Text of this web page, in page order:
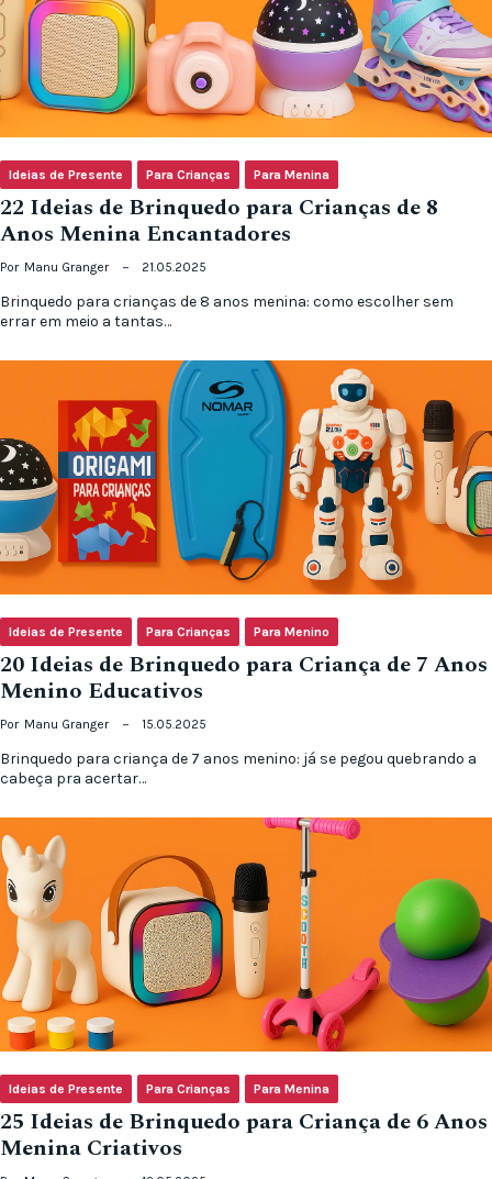
Ideias de Presente Para Crianças Para Menina
22 Ideias de Brinquedo para Crianças de 8
Anos Menina Encantadores
Por Manu Granger 21.05.2025
Brinquedo para crianças de 8 anos menina: como escolher sem
errar em meio a tantas…
Ideias de Presente Para Crianças Para Menino
20 Ideias de Brinquedo para Criança de 7 Anos
Menino Educativos
Por Manu Granger 15.05.2025
Brinquedo para criança de 7 anos menino: já se pegou quebrando a
cabeça pra acertar…
Ideias de Presente Para Crianças Para Menina
25 Ideias de Brinquedo para Criança de 6 Anos
Menina Criativos